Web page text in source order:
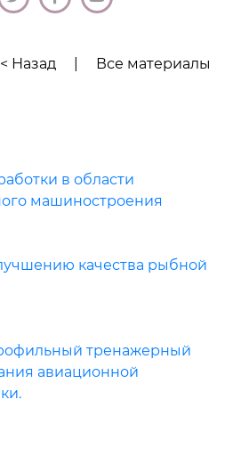
Назад
Все материалы
в области
машиностроения
качества рыбной
тренажерный
авиационной